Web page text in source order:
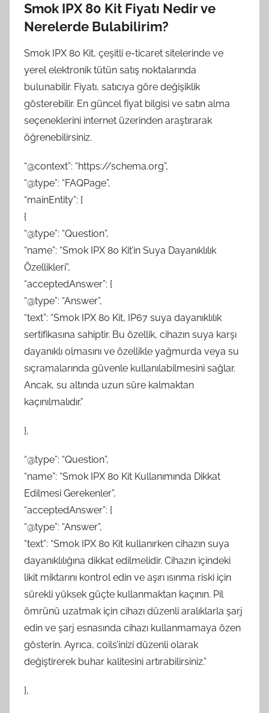
Smok IPX 80 Kit Fiyatı Nedir ve
Nerelerde Bulabilirim?
Smok IPX 80 Kit, çeşitli e-ticaret sitelerinde ve
yerel elektronik tütün satış noktalarında
bulunabilir. Fiyatı, satıcıya göre değişiklik
gösterebilir. En güncel fiyat bilgisi ve satın alma
seçeneklerini internet üzerinden araştırarak
öğrenebilirsiniz.
“@context”: “https://schema.org”,
“@type”: “FAQPage”,
“mainEntity”: [
{
“@type”: “Question”,
“name”: “Smok IPX 80 Kit’in Suya Dayanıklılık
Özellikleri”,
“acceptedAnswer”: {
“@type”: “Answer”,
“text”: “Smok IPX 80 Kit, IP67 suya dayanıklılık
sertifikasına sahiptir. Bu özellik, cihazın suya karşı
dayanıklı olmasını ve özellikle yağmurda veya su
sıçramalarında güvenle kullanılabilmesini sağlar.
Ancak, su altında uzun süre kalmaktan
kaçınılmalıdır.”
},
“@type”: “Question”,
“name”: “Smok IPX 80 Kit Kullanımında Dikkat
Edilmesi Gerekenler”,
“acceptedAnswer”: {
“@type”: “Answer”,
“text”: “Smok IPX 80 Kit kullanırken cihazın suya
dayanıklılığına dikkat edilmelidir. Cihazın içindeki
likit miktarını kontrol edin ve aşırı ısınma riski için
sürekli yüksek güçte kullanmaktan kaçının. Pil
ömrünü uzatmak için cihazı düzenli aralıklarla şarj
edin ve şarj esnasında cihazı kullanmamaya özen
gösterin. Ayrıca, coils’inizi düzenli olarak
değiştirerek buhar kalitesini artırabilirsiniz.”
},